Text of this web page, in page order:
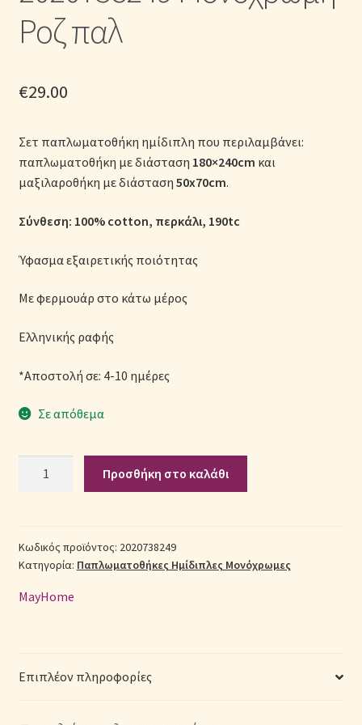
Μονόχρωμες Παπλωματοθήκες
Όροι Χρήσης
Παιδικά Λευκά Είδη
Παπλώματα για Ζεστασιά & Άνεση
Παπλωματοθήκες
Πικέ Κουβέρτες
Ροζ παλ
€29.00
Σετ παπλωματοθήκη ημίδιπλη που περιλαμβάνει:
παπλωματοθήκη με διάσταση 180×240cm και
μαξιλαροθήκη με διάσταση 50x70cm.
Σύνθεση: 100% cotton, περκάλι, 190tc
Ύφασμα εξαιρετικής ποιότητας
Με φερμουάρ στο κάτω μέρος
Ελληνικής ραφής
*Αποστολή σε: 4-10 ημέρες
Σε απόθεμα
Παπλωματοθήκη
(Π:
180cm
Μ:
Μονόχρωμη
Προσθήκη στο καλάθι
Κωδικός προϊόντος: 2020738249
Κατηγορία: Παπλωματοθήκες Ημίδιπλες Μονόχρωμες
MayHome
Επιπλέον πληροφορίες